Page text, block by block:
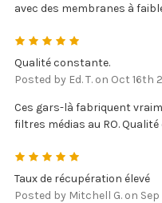
avec des membranes à
Qualité constante.
Posted by Ed. T. on Oct 16th
Ces gars-là fabriquent
filtres médias au RO.
Taux de récupération élevé
Posted by Mitchell G. on Sep